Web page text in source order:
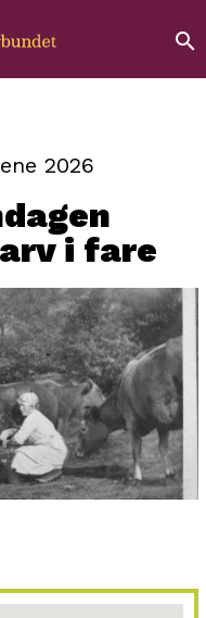
2026
i fare